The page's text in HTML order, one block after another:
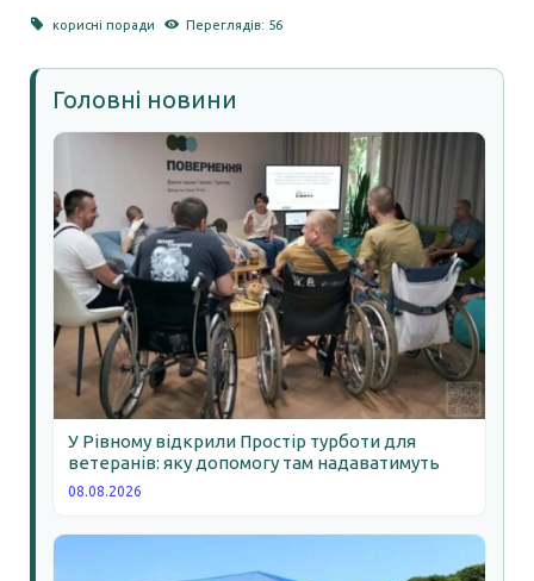
корисні поради Переглядів: 56
Головні новини
У Рівному відкрили Простір турботи для
ветеранів: яку допомогу там надаватимуть
08.08.2026